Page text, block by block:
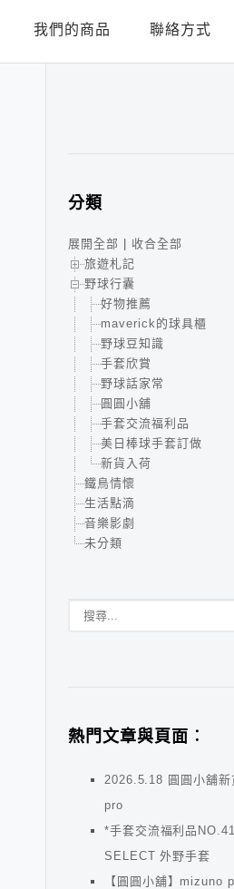
我們的商品 聯絡方式
分類
展開全部
收合全部
旅遊札記
野球行囊
好物推薦
maverick的球具櫃
野球豆知識
手套欣賞
野球話家常
圓圓小舖
手套交流福利品
美日棒球手套訂做
新貨入荷
鐵鳥情懷
生活點滴
音樂影劇
未分類
熱門文章與頁面︰
2026.5.18 圓圓小舖
pro
*手套交流福利品
SELECT 外野手套
【圓圓小舖】mizuno